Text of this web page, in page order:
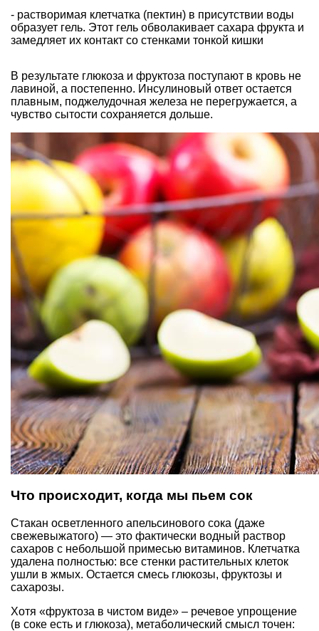
- растворимая клетчатка (пектин) в присутствии воды
образует гель. Этот гель обволакивает сахара фрукта и
замедляет их контакт со стенками тонкой кишки
В результате глюкоза и фруктоза поступают в кровь не
лавиной, а постепенно. Инсулиновый ответ остается
плавным, поджелудочная железа не перегружается, а
чувство сытости сохраняется дольше.
Что происходит, когда мы пьем сок
Стакан осветленного апельсинового сока (даже
свежевыжатого) — это фактически водный раствор
сахаров с небольшой примесью витаминов. Клетчатка
удалена полностью: все стенки растительных клеток
ушли в жмых. Остается смесь глюкозы, фруктозы и
сахарозы.
Хотя «фруктоза в чистом виде» – речевое упрощение
(в соке есть и глюкоза), метаболический смысл точен: